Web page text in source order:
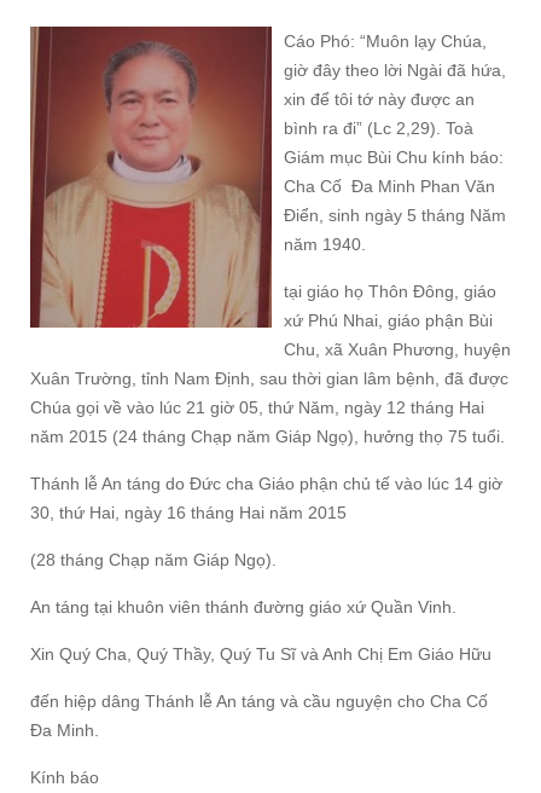
Cáo Phó: “Muôn lạy Chúa,
giờ đây theo lời Ngài đã hứa,
xin để tôi tớ này được an
bình ra đi” (Lc 2,29). Toà
Giám mục Bùi Chu kính báo:
Cha Cố Đa Minh Phan Văn
Điển, sinh ngày 5 tháng Năm
năm 1940.
tại giáo họ Thôn Đông, giáo
xứ Phú Nhai, giáo phận Bùi
Chu, xã Xuân Phương, huyện
Xuân Trường, tỉnh Nam Định, sau thời gian lâm bệnh, đã được
Chúa gọi về vào lúc 21 giờ 05, thứ Năm, ngày 12 tháng Hai
năm 2015 (24 tháng Chạp năm Giáp Ngọ), hưởng thọ 75 tuổi.
Thánh lễ An táng do Đức cha Giáo phận chủ tế vào lúc 14 giờ
30, thứ Hai, ngày 16 tháng Hai năm 2015
(28 tháng Chạp năm Giáp Ngọ).
An táng tại khuôn viên thánh đường giáo xứ Quần Vinh.
Xin Quý Cha, Quý Thầy, Quý Tu Sĩ và Anh Chị Em Giáo Hữu
đến hiệp dâng Thánh lễ An táng và cầu nguyện cho Cha Cố
Đa Minh.
Kính báo